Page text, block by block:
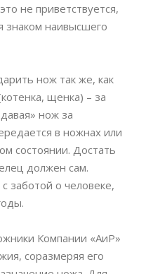
не приветствуется,
знаком наивысшего
нож так же, как
щенка) – за
нож за
в ножнах или
состоянии. Достать
должен сам.
заботой о человеке,
Компании «АиР»
соразмеряя его